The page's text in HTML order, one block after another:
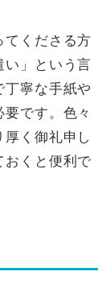
てくださる方
い」という言
丁寧な手紙や
です。色々
く御礼申し
おくと便利で